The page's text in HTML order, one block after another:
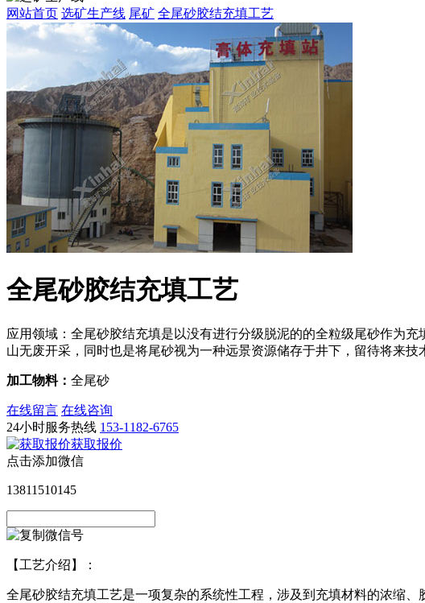
网站首页 选矿生产线 尾矿 全尾砂胶结充填工艺
全尾砂胶结充填工艺
应用领域：全尾砂胶结充填是以没有进行分级脱泥的的全粒级尾砂作为
山无废开采，同时也是将尾砂视为一种远景资源储存于井下，留待将来
加工物料： 全尾砂
在线留言 在线咨询
24小时服务热线 153-1182-6765
获取报价
点击添加微信
13811510145
【工艺介绍】：
全尾砂胶结充填工艺是一项复杂的系统性工程，涉及到充填材料的浓缩